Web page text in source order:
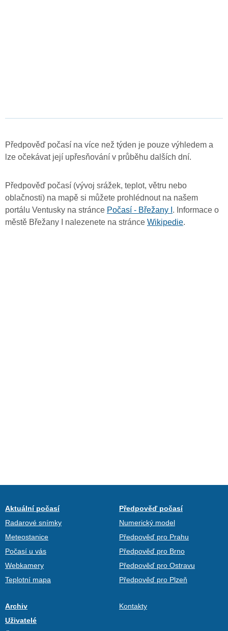
Předpověď počasí na více než týden je pouze výhledem a
lze očekávat její upřesňování v průběhu dalších dní.
Předpověď počasí (vývoj srážek, teplot, větru nebo
oblačnosti) na mapě si můžete prohlédnout na našem
portálu Ventusky na stránce Počasí - Břežany I . Informace o
městě Břežany I nalezenete na stránce Wikipedie.
Aktuální počasí
Radarové snímky
Meteostanice
Počasí u vás
Webkamery
Teplotní mapa
Předpověď počasí
Numerický model
Předpověď pro Prahu
Předpověď pro Brno
Předpověď pro Ostravu
Předpověď pro Plzeň
Archiv
Uživatelé
Kontakty